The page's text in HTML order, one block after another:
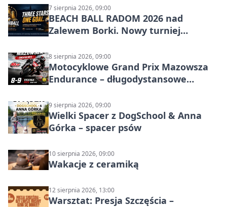
7 sierpnia 2026, 09:00
BEACH BALL RADOM 2026 nad
Zalewem Borki. Nowy turniej
8 sierpnia 2026, 09:00
Motocyklowe Grand Prix Mazowsza
Endurance – długodystansowe
9 sierpnia 2026, 09:00
Wielki Spacer z DogSchool & Anna
Górka – spacer psów
10 sierpnia 2026, 09:00
Wakacje z ceramiką
12 sierpnia 2026, 13:00
Warsztat: Presja Szczęścia –